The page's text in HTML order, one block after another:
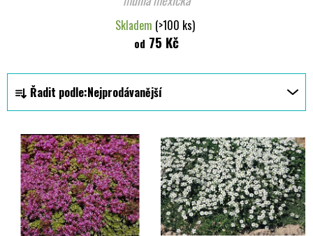
Skladem (>100 ks)
od 75 Kč
Ř
z
Řadit podle:Nejprodávanější